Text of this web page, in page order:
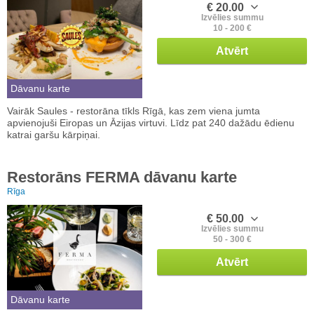
Dāvanu karte
€ 20.00
Izvēlies summu
10 - 200 €
Atvērt
Vairāk Saules - restorāna tīkls Rīgā, kas zem viena jumta
apvienojuši Eiropas un Āzijas virtuvi. Līdz pat 240 dažādu ēdienu
katrai garšu kārpiņai.
Restorāns FERMA dāvanu karte
Rīga
Dāvanu karte
€ 50.00
Izvēlies summu
50 - 300 €
Atvērt